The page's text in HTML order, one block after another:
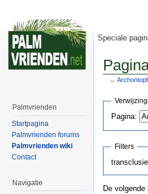
←
Pagina:
Filters
De
Speciale
Palmvrienden
Startpagina
Palmvrienden forums
Palmvrienden wiki
Contact
Navigatie